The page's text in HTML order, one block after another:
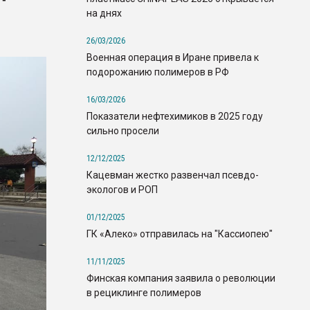
на днях
26/03/2026
Военная операция в Иране привела к
подорожанию полимеров в РФ
16/03/2026
Показатели нефтехимиков в 2025 году
сильно просели
12/12/2025
Кацевман жестко развенчал псевдо-
экологов и РОП
01/12/2025
ГК «Алеко» отправилась на "Кассиопею"
11/11/2025
Финская компания заявила о революции
в рециклинге полимеров